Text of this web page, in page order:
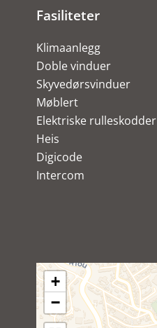
Fasiliteter
Klimaanlegg
Doble vinduer
Skyvedørsvinduer
Møblert
Elektriske rulleskodder
Heis
Digicode
Intercom
+
−